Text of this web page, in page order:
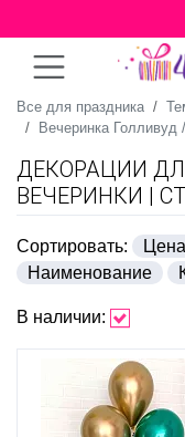
Все для праздника
Вечеринка Голливуд
ДЕКОРАЦИИ
ВЕЧЕРИНКИ |
Сортировать: Цена
Наименование
В наличии: